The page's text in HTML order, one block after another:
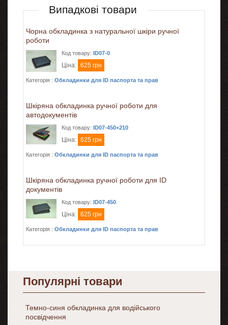
Випадкові товари
Чорна обкладинка з натуральної шкіри ручної
роботи
Код товару: ID07-0
Ціна: 625 грн
Категорія : Обкладинки для ID паспорта та прав
Шкіряна обкладинка ручної роботи для
автодокументів
Код товару: ID07-450+210
Ціна: 625 грн
Категорія : Обкладинки для ID паспорта та прав
Шкіряна обкладинка ручної роботи для ID
документів
Код товару: ID07-450
Ціна: 625 грн
Категорія : Обкладинки для ID паспорта та прав
Популярні товари
Темно-синя обкладинка для водійського
посвідчення